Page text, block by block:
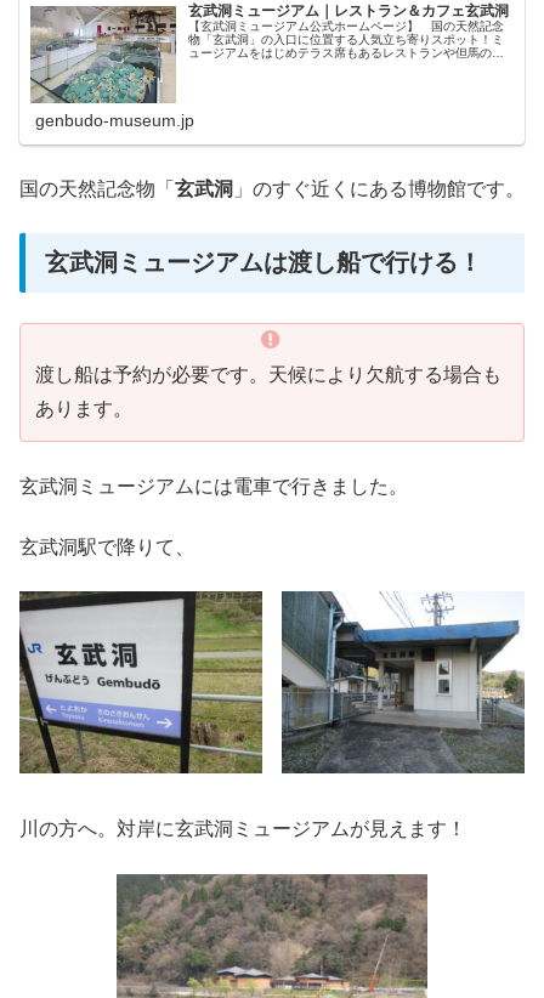
玄武洞ミュージアム｜レストラン＆カフェ玄武洞
【玄武洞ミュージアム公式ホームページ】 国の天然記念
物「玄武洞」の入口に位置する人気立ち寄りスポット！ミ
ュージアムをはじめテラス席もあるレストランや但馬のお
genbudo-museum.jp
国の天然記念物「 玄武洞 」のすぐ近くにある博物館です。
玄武洞ミュージアムは渡し船で行ける！
渡し船は予約が必要です。天候により欠航する場合も
あります。
玄武洞ミュージアムには電車で行きました。
玄武洞駅で降りて、
川の方へ。対岸に玄武洞ミュージアムが見えます！